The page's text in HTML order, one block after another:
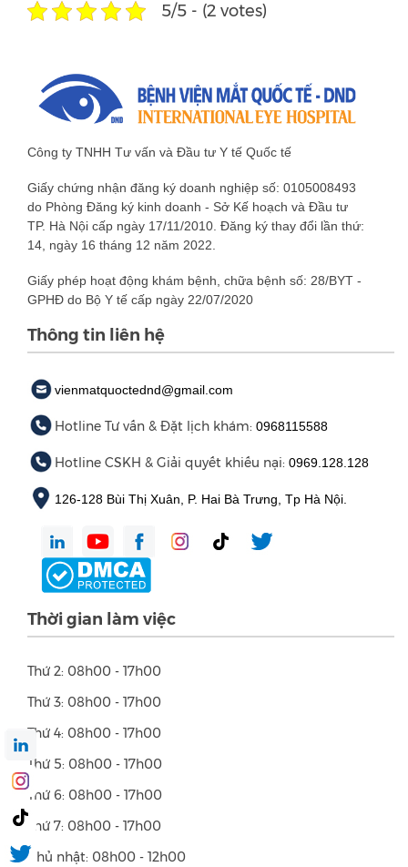
5/5 - (2 votes)
Công ty TNHH Tư vấn và Đầu tư Y tế Quốc tế
Giấy chứng nhận đăng ký doanh nghiệp số: 0105008493
do Phòng Đăng ký kinh doanh - Sở Kế hoạch và Đầu tư
TP. Hà Nội cấp ngày 17/11/2010. Đăng ký thay đổi lần thứ:
14, ngày 16 tháng 12 năm 2022.
Giấy phép hoạt động khám bệnh, chữa bệnh số: 28/BYT -
GPHĐ do Bộ Y tế cấp ngày 22/07/2020
Thông tin liên hệ
vienmatquoctednd@gmail.com
Hotline Tư vấn & Đặt lịch khám: 0968115588
Hotline CSKH & Giải quyết khiếu nại: 0969.128.128
126-128 Bùi Thị Xuân, P. Hai Bà Trưng, Tp Hà Nội.
Thời gian làm việc
Thứ 2: 08h00 - 17h00
Thứ 3: 08h00 - 17h00
Thứ 4: 08h00 - 17h00
Thứ 5: 08h00 - 17h00
Thứ 6: 08h00 - 17h00
Thứ 7: 08h00 - 17h00
Chủ nhật: 08h00 - 12h00